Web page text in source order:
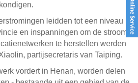
leidden tot een niveau IV
en inspanningen om de stroom-,
te herstellen werden
partijsecretaris van Taiping.
vordert in Henan, worden delen